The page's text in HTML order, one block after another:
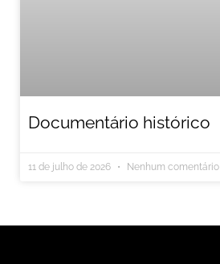
Documentário histórico
11 de julho de 2026 Nenhum comentário